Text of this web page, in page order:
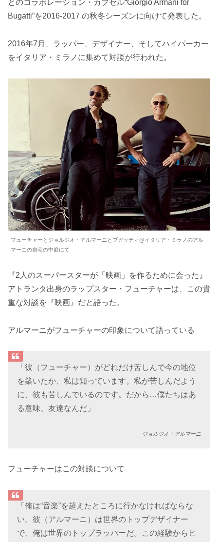
とのコラボレーション・カプセル“Giorgio Armani for
Bugatti”を2016-2017 の秋冬シーズンに向けて発表した。
2016年7月、ラッパー、デザイナー、そしてハイパーカー
をイタリア・ミラノに集めて対談が行われた。
フューチャーとジョルジオ・アルマーニとブガッティ@イタリア・ミラノのアル
マーニの自宅の中庭にて
『2人のスーパースターが「映画」を作るために会った』
アトランタ出身のラップスター・フューチャーは、この貴
重な対談を『映画』だと語った。
アルマーニがフューチャーの印象について語っている
「彼（フューチャー）がどれだけ苦しんで今の地位
を築いたか、私は知っています。私が苦しんだよう
に、彼も苦しんでいるのです。だから…僕たちはあ
る意味、友達なんだ」
ジョルジオ・アルマーニ
フューチャーはこの対談について
「俺は“音楽”を超えたところに行かなければならな
い。彼（アルマーニ）は世界のトップデザイナー
で、俺は世界のトップラッパーだ。この経験からヒ